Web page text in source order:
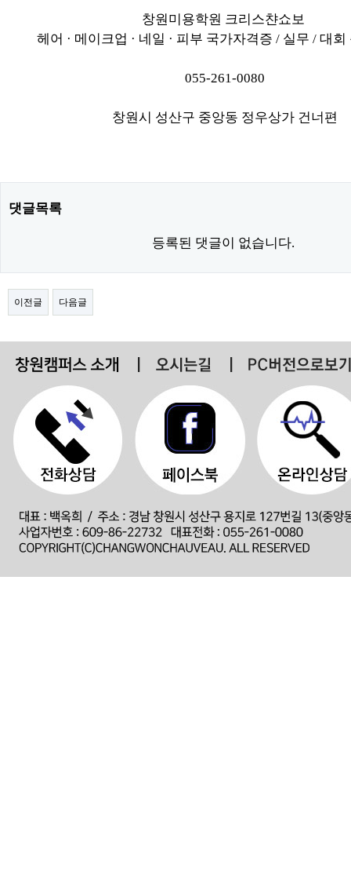
창원미용학원 크리스챤쇼보
헤어 · 메이크업 · 네일 · 피부 국가자격증 / 실무 / 대
055-261-0080
창원시 성산구 중앙동 정우상가 건너편
댓글목록
등록된 댓글이 없습니다.
이전글 다음글